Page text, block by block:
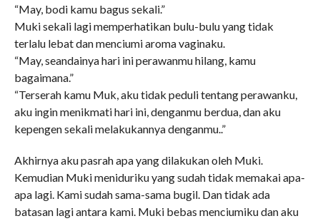
“May, bodi kamu bagus sekali.”
Muki sekali lagi memperhatikan bulu-bulu yang tidak
terlalu lebat dan menciumi aroma vaginaku.
“May, seandainya hari ini perawanmu hilang, kamu
bagaimana.”
“Terserah kamu Muk, aku tidak peduli tentang perawanku,
aku ingin menikmati hari ini, denganmu berdua, dan aku
kepengen sekali melakukannya denganmu..”
Akhirnya aku pasrah apa yang dilakukan oleh Muki.
Kemudian Muki meniduriku yang sudah tidak memakai apa-
apa lagi. Kami sudah sama-sama bugil. Dan tidak ada
batasan lagi antara kami. Muki bebas menciumiku dan aku